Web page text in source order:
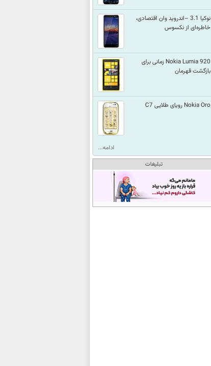
نوکیا 3.1 –اندروید وان اقتصادی،
خاطره‌ای از نکسوس
Nokia Lumia 920 زمانی برای
بازگشت قهرمان
Nokia Oro رویای طلایی C7
ادامه...
تبلیغات